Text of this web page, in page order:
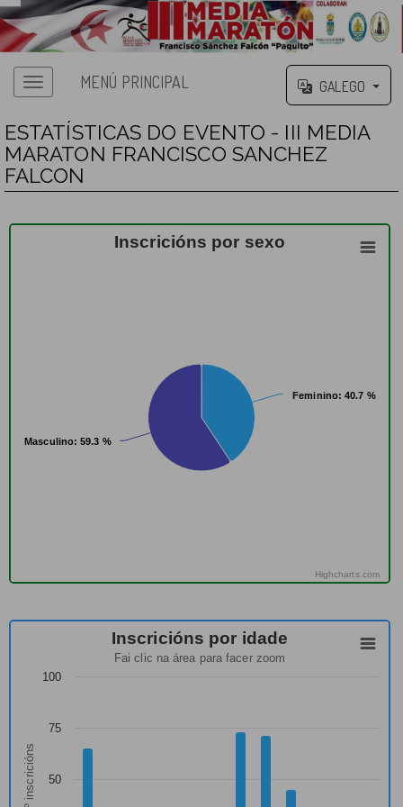
MENÚ PRINCIPAL GALEGO
ESTATÍSTICAS DO EVENTO - III MEDIA
MARATON FRANCISCO SANCHEZ
FALCON
Inscricións por sexo
Feminino: 40.7 %
Feminino: 40.7 %
Masculino: 59.3 %
Masculino: 59.3 %
Highcharts.com
Nº inscricións
Inscricións por idade
Fai clic na área para facer zoom
50
75
100